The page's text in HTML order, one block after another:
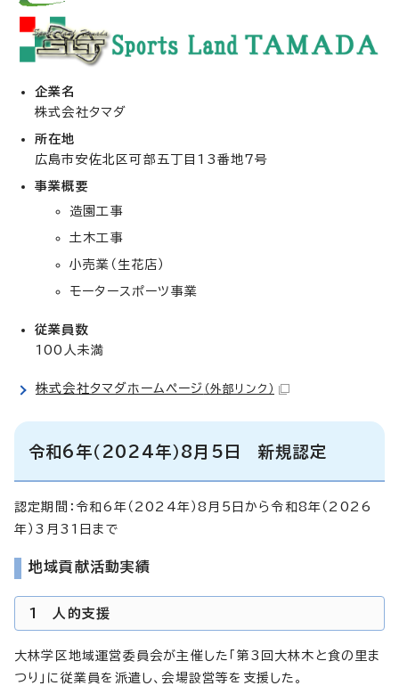
企業名
株式会社タマダ
所在地
広島市安佐北区可部五丁目13番地7号
事業概要
造園工事
土木工事
小売業（生花店）
モータースポーツ事業
従業員数
100人未満
株式会社タマダホームページ （外部リンク）
令和6年（2024年）8月5日 新規認定
認定期間：令和6年（2024年）8月5日から令和8年（2026
年）3月31日まで
地域貢献活動実績
1 人的支援
大林学区地域運営委員会が主催した「第3回大林木と食の里ま
つり」に従業員を派遣し、会場設営等を支援した。